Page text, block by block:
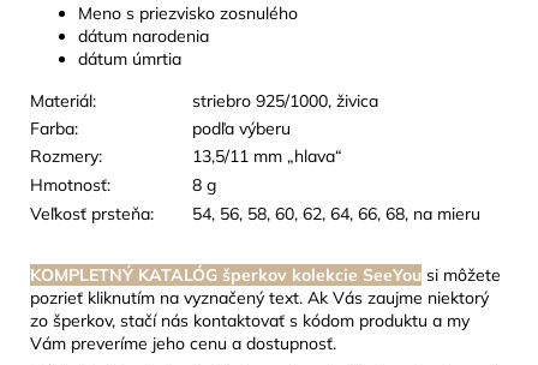
Meno s priezvisko zosnulého
dátum narodenia
dátum úmrtia
Materiál:
striebro 925/1000, živica
Farba:
podľa výberu
Rozmery:
13,5/11 mm „hlava“
Hmotnosť:
8 g
Veľkosť prsteňa:
54, 56, 58, 60, 62, 64, 66, 68, na mieru
KOMPLETNÝ KATALÓG šperkov kolekcie SeeYou si môžete
pozrieť kliknutím na vyznačený text. Ak Vás zaujme niektorý
zo šperkov, stačí nás kontaktovať s kódom produktu a my
Vám preveríme jeho cenu a dostupnosť.